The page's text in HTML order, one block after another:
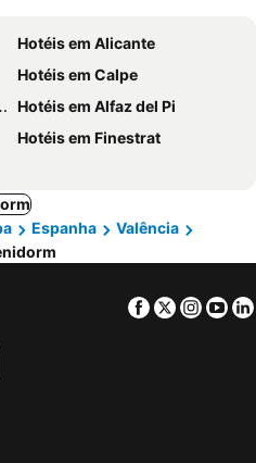
Hotéis em Alicante
Hotéis em Calpe
Hotéis em Alfaz del Pi
Hotéis em Finestrat
Espanha
Valência
Facebook
Twitter